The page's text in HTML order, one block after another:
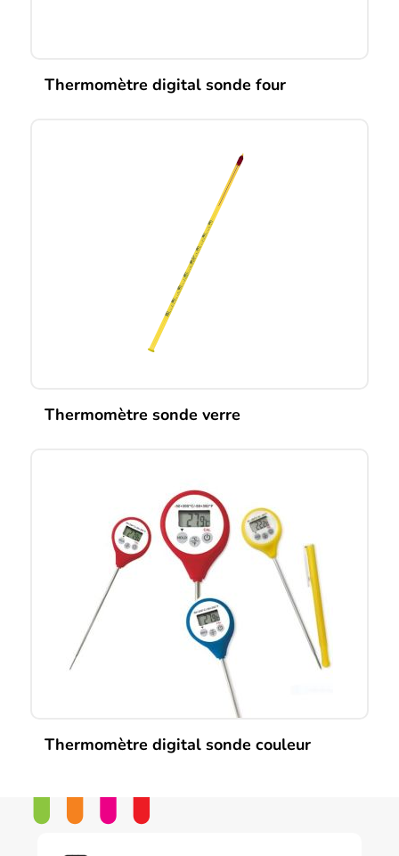
Thermomètre digital sonde four
Thermomètre sonde verre
Thermomètre digital sonde couleur
plusieurs